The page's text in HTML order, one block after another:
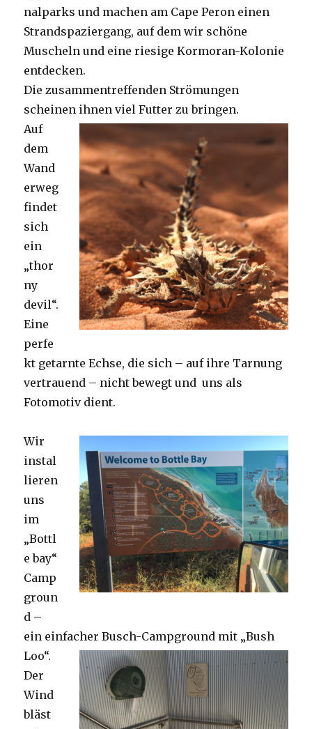
nalparks und machen am Cape Peron einen
Strandspaziergang, auf dem wir schöne
Muscheln und eine riesige Kormoran-Kolonie
entdecken.
Die zusammentreffenden Strömungen
scheinen ihnen viel Futter zu bringen.
Auf
dem
Wand
erweg
findet
sich
ein
„thor
ny
devil“.
Eine
perfe
kt getarnte Echse, die sich – auf ihre Tarnung
vertrauend – nicht bewegt und uns als
Fotomotiv dient.
Wir
instal
lieren
uns
im
„Bottl
e bay“
Camp
groun
d –
ein einfacher Busch-Campground mit „Bush
Loo“.
Der
Wind
bläst